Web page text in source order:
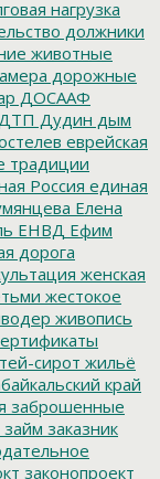
нагрузка
должники
животные
дорожные
ДОСААФ
ДТП Дудин дым
еврейская
традиции
Россия единая
Елена
ЕНВД Ефим
дорога
женская
жестокое
живопись
сирот жильё
край
заброшенные
займ заказник
законопроект